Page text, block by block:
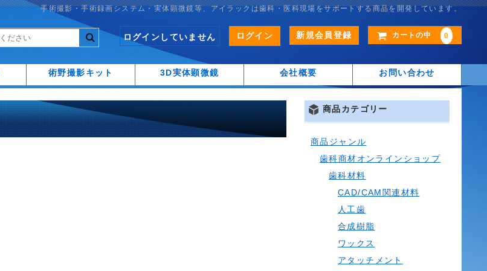
手術撮影・手術録画システム・実体顕微鏡等、アイラックは歯科・医科現場をサポートする商品を開発しています。
カートの中 0
ログインしていません ログイン 新規会員登録
術野撮影キット 3D実体顕微鏡 会社概要 お問い合わせ
商品カテゴリー
商品ジャンル
歯科商材オンラインショップ
歯科材料
CAD/CAM関連材料
人工歯
合成樹脂
ワックス
アタッチメント